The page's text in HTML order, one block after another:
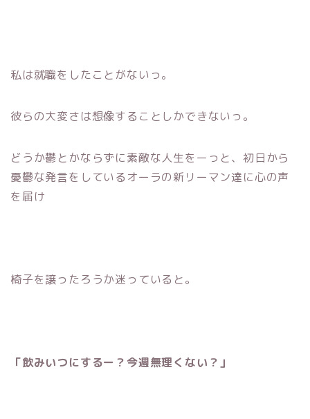
私は就職をしたことがないっ。
彼らの大変さは想像することしかできないっ。
どうか鬱とかならずに素敵な人生をーっと、初日から
憂鬱な発言をしているオーラの新リーマン達に心の声
を届け
椅子を譲ったろうか迷っていると。
「飲みいつにするー？今週無理くない？ 」